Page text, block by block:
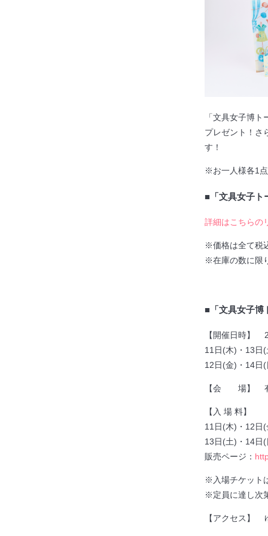
「文具女子博
プレゼント！さ
す！
※お一人様各1
■「文具女子ト
詳細はこちらの
※価格は全て税
※在庫の数に限
■「文具女子博
【開催日時】
11日(木)・13日
12日(金)・14日
【会 場】 有
【入 場 料】
11日(木)・12
13日(土)・14日
販売ページ：
※入場チケット
※定員に達し次
【アクセス】